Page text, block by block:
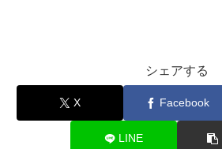
シェアする
X Facebook
LINE